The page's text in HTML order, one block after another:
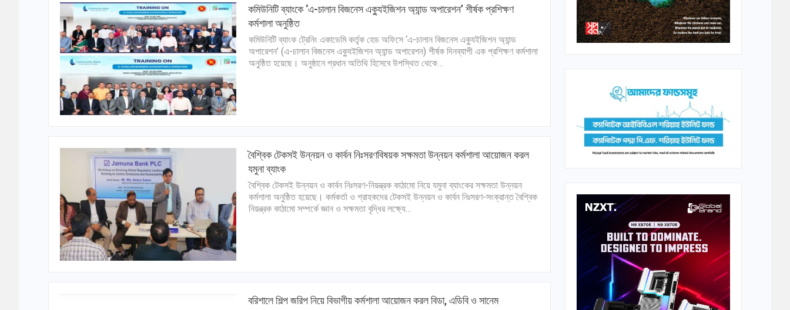
কমিউনিটি ব্যাংকে ‘এ-চালান বিজনেস এক্যুইজিশন অ্যান্ড অপারেশন’ শীর্ষক প্রশিক্ষণ
কর্মশালা অনুষ্ঠিত
কমিউনিটি ব্যাংক ট্রেনিং একাডেমি কর্তৃক হেড অফিসে ‘এ-চালান বিজনেস এক্যুইজিশন অ্যান্ড
অপারেশন’ (এ-চালান বিজনেস এক্যুইজিশন অ্যান্ড অপারেশন) শীর্ষক দিনব্যাপী এক প্রশিক্ষণ কর্মশালা
অনুষ্ঠিত হয়েছে। অনুষ্ঠানে প্রধান অতিথি হিসেবে উপস্থিত থেকে…
বৈশ্বিক টেকসই উন্নয়ন ও কার্বন নিঃসরণবিষয়ক সক্ষমতা উন্নয়ন কর্মশালা আয়োজন করল
যমুনা ব্যাংক
বৈশ্বিক টেকসই উন্নয়ন ও কার্বন নিঃসরণ-নিয়ন্ত্রক কাঠামো নিয়ে যমুনা ব্যাংকের সক্ষমতা উন্নয়ন
কর্মশালা অনুষ্ঠিত হয়েছে। কর্মকর্তা ও গ্রাহকদের টেকসই উন্নয়ন ও কার্বন নিঃসরণ-সংক্রান্ত বৈশ্বিক
নিয়ন্ত্রক কাঠামো সম্পর্কে জ্ঞান ও সক্ষমতা বৃদ্ধির লক্ষ্যে…
বরিশালে শিল্প জরিপ নিয়ে বিভাগীয় কর্মশালা আয়োজন করল বিডা, এডিবি ও সানেম